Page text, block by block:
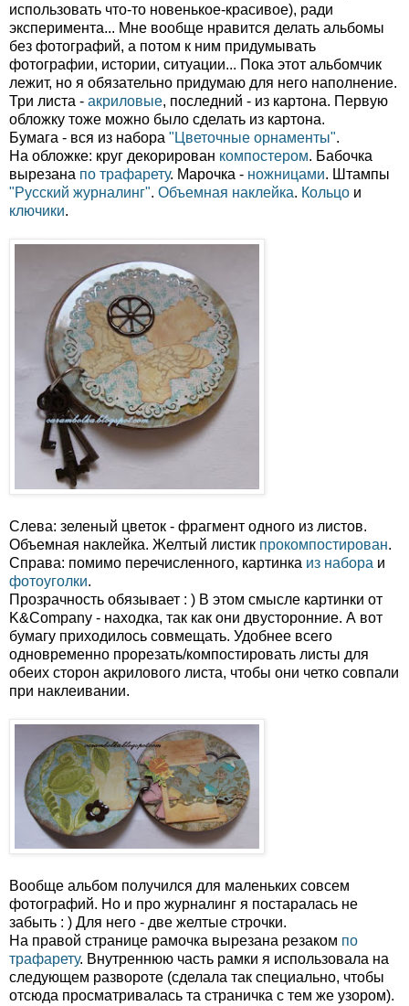
использовать что-то новенькое-красивое), ради
эксперимента... Мне вообще нравится делать альбомы
без фотографий, а потом к ним придумывать
фотографии, истории, ситуации... Пока этот альбомчик
лежит, но я обязательно придумаю для него наполнение.
Три листа - акриловые, последний - из картона. Первую
обложку тоже можно было сделать из картона.
Бумага - вся из набора "Цветочные орнаменты".
На обложке: круг декорирован компостером. Бабочка
вырезана по трафарету. Марочка - ножницами. Штампы
"Русский журналинг". Объемная наклейка. Кольцо и
ключики.
Слева: зеленый цветок - фрагмент одного из листов.
Объемная наклейка. Желтый листик прокомпостирован.
Справа: помимо перечисленного, картинка из набора и
фотоуголки.
Прозрачность обязывает : ) В этом смысле картинки от
K&Company - находка, так как они двусторонние. А вот
бумагу приходилось совмещать. Удобнее всего
одновременно прорезать/компостировать листы для
обеих сторон акрилового листа, чтобы они четко совпали
при наклеивании.
Вообще альбом получился для маленьких совсем
фотографий. Но и про журналинг я постаралась не
забыть : ) Для него - две желтые строчки.
На правой странице рамочка вырезана резаком по
трафарету. Внутреннюю часть рамки я использовала на
следующем развороте (сделала так специально, чтобы
отсюда просматривалась та страничка с тем же узором).